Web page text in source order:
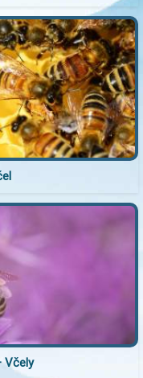
Včely